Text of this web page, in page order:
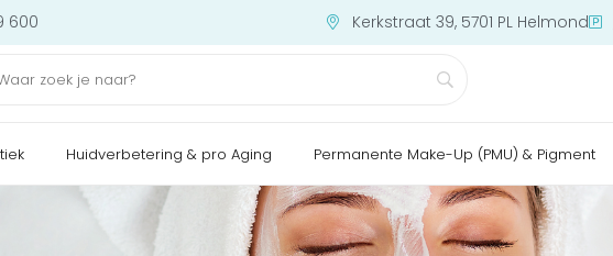
600 Kerkstraat 39, 5701 PL Helmond
Huidverbetering & pro Aging Permanente Make-Up (PMU) & Pigment